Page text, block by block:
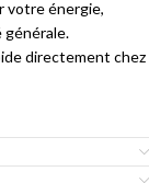
votre énergie,
directement chez